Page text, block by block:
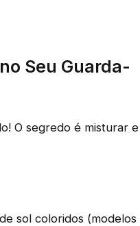
Seu Guarda-
O segredo é misturar e
sol coloridos (modelos